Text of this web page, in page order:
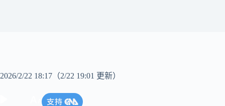
2026/2/22 18:17 （2/22 19:01 更新）